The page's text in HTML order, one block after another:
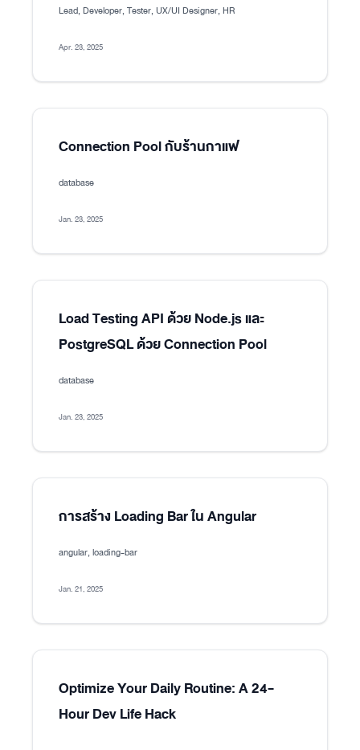
Lead, Developer, Tester, UX/UI Designer, HR
Apr. 23, 2025
Connection Pool กับร้านกาแฟ
database
Jan. 23, 2025
Load Testing API ด้วย Node.js และ
PostgreSQL ด้วย Connection Pool
database
Jan. 23, 2025
การสร้าง Loading Bar ใน Angular
angular, loading-bar
Jan. 21, 2025
Optimize Your Daily Routine: A 24-
Hour Dev Life Hack